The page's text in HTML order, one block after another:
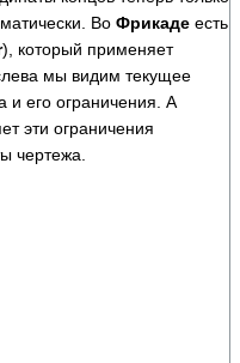
Во Фрикаде есть
), который применяет
мы видим текущее
и его ограничения. А
эти ограничения
чертежа.